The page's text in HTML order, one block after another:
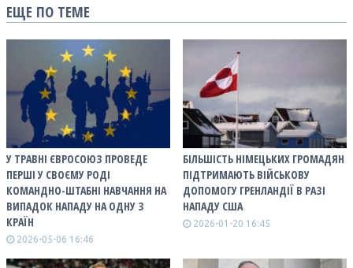
ЕЩЕ ПО ТЕМЕ
У ТРАВНІ ЄВРОСОЮЗ ПРОВЕДЕ
ПЕРШІ У СВОЄМУ РОДІ
КОМАНДНО-ШТАБНІ НАВЧАННЯ НА
ВИПАДОК НАПАДУ НА ОДНУ З
КРАЇН
2026-05-06 16:46
БІЛЬШІСТЬ НІМЕЦЬКИХ ГРОМАДЯН
ПІДТРИМАЮТЬ ВІЙСЬКОВУ
ДОПОМОГУ ГРЕНЛАНДІЇ В РАЗІ
НАПАДУ США
2026-01-20 16:45